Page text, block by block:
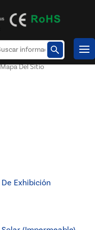
Mapa Del Sitio
Exhibición